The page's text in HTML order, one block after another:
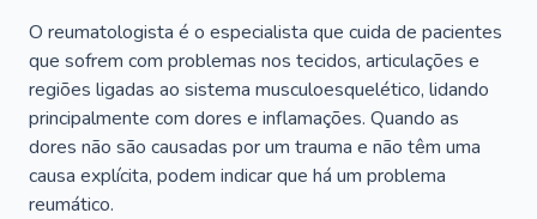
O reumatologista é o especialista que cuida de pacientes
que sofrem com problemas nos tecidos, articulações e
regiões ligadas ao sistema musculoesquelético, lidando
principalmente com dores e inflamações. Quando as
dores não são causadas por um trauma e não têm uma
causa explícita, podem indicar que há um problema
reumático.